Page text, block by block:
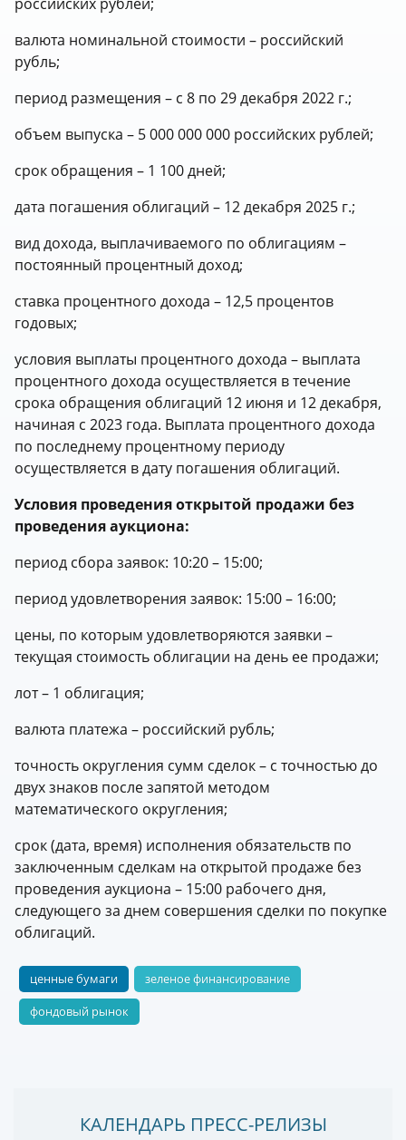
валюта номинальной стоимости – российский
рубль;
период размещения – с 8 по 29 декабря 2022 г.;
объем выпуска – 5 000 000 000 российских рублей;
срок обращения – 1 100 дней;
дата погашения облигаций – 12 декабря 2025 г.;
вид дохода, выплачиваемого по облигациям –
постоянный процентный доход;
ставка процентного дохода – 12,5 процентов
годовых;
условия выплаты процентного дохода – выплата
процентного дохода осуществляется в течение
срока обращения облигаций 12 июня и 12 декабря,
начиная с 2023 года. Выплата процентного дохода
по последнему процентному периоду
осуществляется в дату погашения облигаций.
Условия проведения открытой продажи без
проведения аукциона:
период сбора заявок: 10:20 – 15:00;
период удовлетворения заявок: 15:00 – 16:00;
цены, по которым удовлетворяются заявки –
текущая стоимость облигации на день ее продажи;
лот – 1 облигация;
валюта платежа – российский рубль;
точность округления сумм сделок – с точностью до
двух знаков после запятой методом
математического округления;
срок (дата, время) исполнения обязательств по
заключенным сделкам на открытой продаже без
проведения аукциона – 15:00 рабочего дня,
следующего за днем совершения сделки по покупке
облигаций.
ценные бумаги
зеленое финансирование
фондовый рынок
КАЛЕНДАРЬ ПРЕСС-РЕЛИЗЫ